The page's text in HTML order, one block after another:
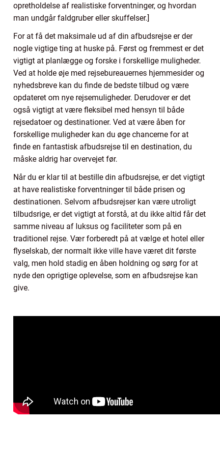
opretholdelse af realistiske forventninger, og hvordan
man undgår faldgruber eller skuffelser.]
For at få det maksimale ud af din afbudsrejse er der
nogle vigtige ting at huske på. Først og fremmest er det
vigtigt at planlægge og forske i forskellige muligheder.
Ved at holde øje med rejsebureauernes hjemmesider og
nyhedsbreve kan du finde de bedste tilbud og være
opdateret om nye rejsemuligheder. Derudover er det
også vigtigt at være fleksibel med hensyn til både
rejsedatoer og destinationer. Ved at være åben for
forskellige muligheder kan du øge chancerne for at
finde en fantastisk afbudsrejse til en destination, du
måske aldrig har overvejet før.
Når du er klar til at bestille din afbudsrejse, er det vigtigt
at have realistiske forventninger til både prisen og
destinationen. Selvom afbudsrejser kan være utroligt
tilbudsrige, er det vigtigt at forstå, at du ikke altid får det
samme niveau af luksus og faciliteter som på en
traditionel rejse. Vær forberedt på at vælge et hotel eller
flyselskab, der normalt ikke ville have været dit første
valg, men hold stadig en åben holdning og sørg for at
nyde den oprigtige oplevelse, som en afbudsrejse kan
give.